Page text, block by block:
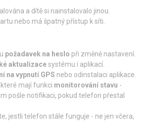
a dítě si nainstalovalo jinou.
nebo má špatný přístup k síti.
požadavek na heslo při změně nastavení.
aktualizacesystému i aplikací.
na vypnutí GPS nebo odinstalaci aplikace.
mají funkci monitorování stavu -
pošle notifikaci, pokud telefon přestal
jestli telefon stále funguje - ne jen včera,